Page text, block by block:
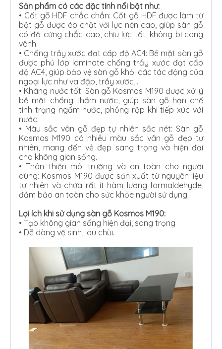
Sản phẩm có các đặc tính nổi bật như:
• Cốt gỗ HDF chắc chắn: Cốt gỗ HDF được làm từ
bột gỗ được ép chặt với lực nén cao, giúp sàn gỗ
có độ cứng chắc cao, chịu lực tốt, không bị cong
vênh.
• Chống trầy xước đạt cấp độ AC4: Bề mặt sàn gỗ
được phủ lớp laminate chống trầy xước đạt cấp
độ AC4, giúp bảo vệ sàn gỗ khỏi các tác động của
ngoại lực như va đập, trầy xước,…
• Kháng nước tốt: Sàn gỗ Kosmos M190 được xử lý
bề mặt chống thấm nước, giúp sàn gỗ hạn chế
tình trạng ngấm nước, phồng rộp khi tiếp xúc với
nước.
• Màu sắc vân gỗ đẹp tự nhiên sắc nét: Sàn gỗ
Kosmos M190 có nhiều màu sắc vân gỗ đẹp tự
nhiên, mang đến vẻ đẹp sang trọng và hiện đại
cho không gian sống.
•Thân thiện môi trường và an toàn cho người
dùng: Kosmos M190 được sản xuất từ nguyên liệu
tự nhiên và chứa rất ít hàm lượng formaldehyde,
đảm bảo an toàn cho sức khỏe người sử dụng.
Lợi ích khi sử dụng sàn gỗ Kosmos M190:
• Tạo không gian sống hiện đại, sang trọng
• Dễ dàng vệ sinh, lau chùi.